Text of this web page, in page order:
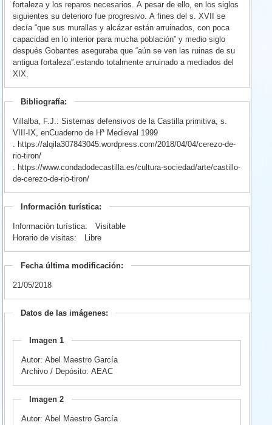
fortaleza y los reparos necesarios. A pesar de ello, en los siglos
siguientes su deterioro fue progresivo. A fines del s. XVII se
decía “que sus murallas y alcázar están arruinados, con poca
capacidad en lo interior para mucha población” y medio siglo
después Gobantes aseguraba que “aún se ven las ruinas de su
antigua fortaleza”.estando totalmente arruinado a mediados del
XIX.
Bibliografía:
Villalba, F.J.: Sistemas defensivos de la Castilla primitiva, s.
VIII-IX, enCuaderno de Hª Medieval 1999
. https://alqila307843045.wordpress.com/2018/04/04/cerezo-de-
rio-tiron/
. https://www.condadodecastilla.es/cultura-sociedad/arte/castillo-
de-cerezo-de-rio-tiron/
Información turística:
Información turística:
Visitable
Horario de visitas:
Libre
Fecha última modificación:
21/05/2018
Datos de las imágenes:
Imagen 1
Autor: Abel Maestro García
Archivo / Depósito: AEAC
Imagen 2
Autor: Abel Maestro García